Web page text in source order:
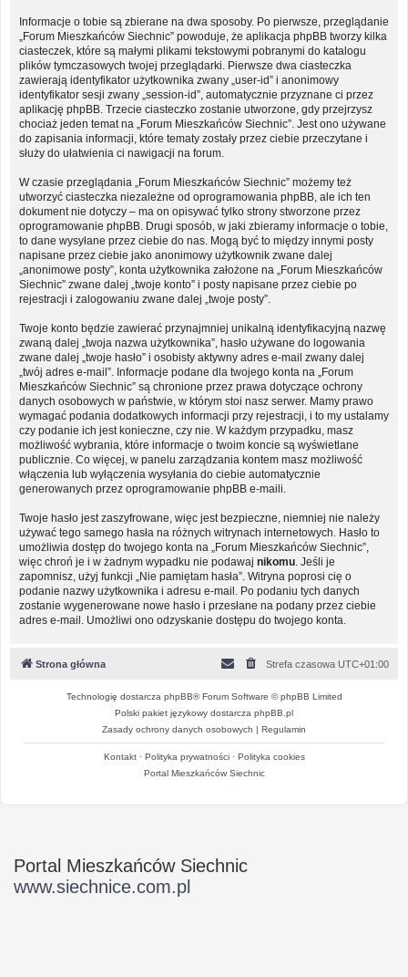
Informacje o tobie są zbierane na dwa sposoby. Po pierwsze, przeglądanie
„Forum Mieszkańców Siechnic” powoduje, że aplikacja phpBB tworzy kilka
ciasteczek, które są małymi plikami tekstowymi pobranymi do katalogu
plików tymczasowych twojej przeglądarki. Pierwsze dwa ciasteczka
zawierają identyfikator użytkownika zwany „user-id” i anonimowy
identyfikator sesji zwany „session-id”, automatycznie przyznane ci przez
aplikację phpBB. Trzecie ciasteczko zostanie utworzone, gdy przejrzysz
chociaż jeden temat na „Forum Mieszkańców Siechnic”. Jest ono używane
do zapisania informacji, które tematy zostały przez ciebie przeczytane i
służy do ułatwienia ci nawigacji na forum.
W czasie przeglądania „Forum Mieszkańców Siechnic” możemy też
utworzyć ciasteczka niezależne od oprogramowania phpBB, ale ich ten
dokument nie dotyczy – ma on opisywać tylko strony stworzone przez
oprogramowanie phpBB. Drugi sposób, w jaki zbieramy informacje o tobie,
to dane wysyłane przez ciebie do nas. Mogą być to między innymi posty
napisane przez ciebie jako anonimowy użytkownik zwane dalej
„anonimowe posty”, konta użytkownika założone na „Forum Mieszkańców
Siechnic” zwane dalej „twoje konto” i posty napisane przez ciebie po
rejestracji i zalogowaniu zwane dalej „twoje posty”.
Twoje konto będzie zawierać przynajmniej unikalną identyfikacyjną nazwę
zwaną dalej „twoja nazwa użytkownika”, hasło używane do logowania
zwane dalej „twoje hasło” i osobisty aktywny adres e-mail zwany dalej
„twój adres e-mail”. Informacje podane dla twojego konta na „Forum
Mieszkańców Siechnic” są chronione przez prawa dotyczące ochrony
danych osobowych w państwie, w którym stoi nasz serwer. Mamy prawo
wymagać podania dodatkowych informacji przy rejestracji, i to my ustalamy
czy podanie ich jest konieczne, czy nie. W każdym przypadku, masz
możliwość wybrania, które informacje o twoim koncie są wyświetlane
publicznie. Co więcej, w panelu zarządzania kontem masz możliwość
włączenia lub wyłączenia wysyłania do ciebie automatycznie
generowanych przez oprogramowanie phpBB e-maili.
Twoje hasło jest zaszyfrowane, więc jest bezpieczne, niemniej nie należy
używać tego samego hasła na różnych witrynach internetowych. Hasło to
umożliwia dostęp do twojego konta na „Forum Mieszkańców Siechnic”,
więc chroń je i w żadnym wypadku nie podawaj nikomu . Jeśli je
zapomnisz, użyj funkcji „Nie pamiętam hasła”. Witryna poprosi cię o
podanie nazwy użytkownika i adresu e-mail. Po podaniu tych danych
zostanie wygenerowane nowe hasło i przesłane na podany przez ciebie
adres e-mail. Umożliwi ono odzyskanie dostępu do twojego konta.
Strona główna Strefa czasowa UTC+01:00
Technologię dostarcza phpBB® Forum Software © phpBB Limited
Polski pakiet językowy dostarcza phpBB.pl
Zasady ochrony danych osobowych | Regulamin
Kontakt· Polityka prywatności· Polityka cookies
Portal Mieszkańców Siechnic
Portal Mieszkańców Siechnic
www.siechnice.com.pl